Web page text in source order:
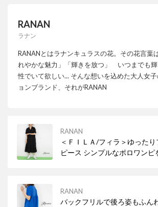
RANAN
ラナン
RANANとはラナンキュラスの花。その花言葉
れやかな魅力」「輝きを放つ」 いつまでも
性でいて欲しい... そんな想いを込めた大人女
ョンブランド、それがRANAN
RANAN
＜ＦＩＬＡ/フィラ＞ゆった
ピース シンプルなポロワンピをロングスキッパ
RANAN
バックフリルで後ろ姿もふんわ